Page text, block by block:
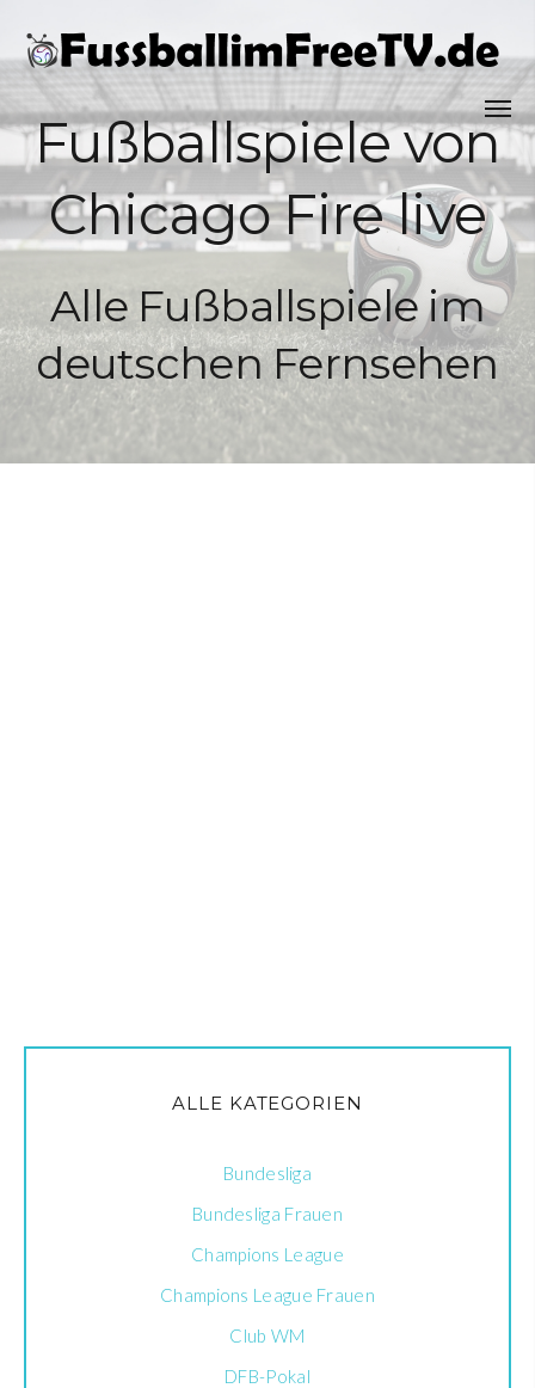
Fußballspiele von
Chicago Fire live
Alle Fußballspiele im
deutschen Fernsehen
ALLE KATEGORIEN
Bundesliga
Bundesliga Frauen
Champions League
Champions League Frauen
Club WM
DFB-Pokal